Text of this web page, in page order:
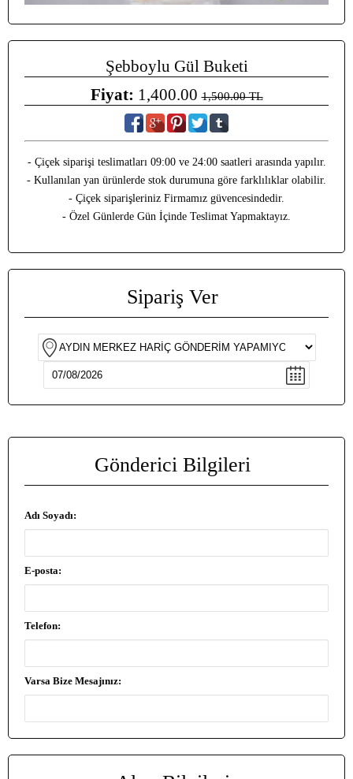
Şebboylu Gül Buketi
Fiyat: 1,400.001,500.00 TL
- Çiçek siparişi teslimatları 09:00 ve 24:00 saatleri arasında yapılır.
- Kullanılan yan ürünlerde stok durumuna göre farklılıklar olabilir.
- Çiçek siparişleriniz Firmamız güvencesindedir.
- Özel Günlerde Gün İçinde Teslimat Yapmaktayız.
Sipariş Ver
Gönderici Bilgileri
Adı Soyadı:
E-posta:
Telefon:
Varsa Bize Mesajınız: